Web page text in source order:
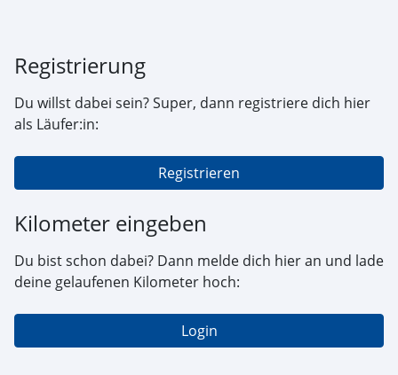
Registrierung
Du willst dabei sein? Super, dann registriere dich hier
als Läufer:in:
Registrieren
Kilometer eingeben
Du bist schon dabei? Dann melde dich hier an und lade
deine gelaufenen Kilometer hoch:
Login